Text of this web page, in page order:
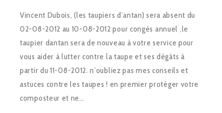
Vincent Dubois, (les taupiers d’antan) sera absent du
02-08-2012 au 10-08-2012 pour congés annuel ,le
taupier dantan sera de nouveau à votre service pour
vous aider à lutter contre la taupe et ses dégâts à
partir du 11-08-2012. n’oubliez pas mes conseils et
astuces contre les taupes ! en premier protéger votre
composteur et ne…